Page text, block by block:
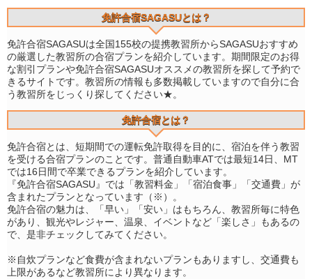
免許合宿SAGASUとは？
免許合宿SAGASUは全国155校の提携教習所からSAGASUおすすめ
の厳選した教習所の合宿プランを紹介しています。期間限定のお得
な割引プランや免許合宿SAGASUオススメの教習所を探して予約で
きるサイトです。教習所の情報も多数掲載していますので自分に合
う教習所をじっくり探してください★。
免許合宿とは？
免許合宿とは、短期間での運転免許取得を目的に、宿泊を伴う教習
を受ける合宿プランのことです。普通自動車ATでは最短14日、MT
では16日間で卒業できるプランを紹介しています。
『免許合宿SAGASU』では「教習料金」「宿泊食事」「交通費」が
含まれたプランとなっています（※）。
免許合宿の魅力は、「早い」「安い」はもちろん、教習所毎に特色
があり、観光やレジャー、温泉、イベントなど「楽しさ」もあるの
で、是非チェックしてみてください。
※自炊プランなど食費が含まれないプランもありますし、交通費も
上限があるなど教習所により異なります。